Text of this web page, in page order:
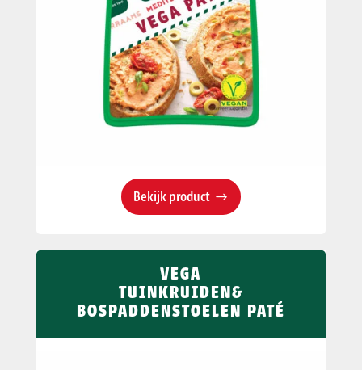
Bekijk product
VEGA
TUINKRUIDEN&
BOSPADDENSTOELEN PATÉ